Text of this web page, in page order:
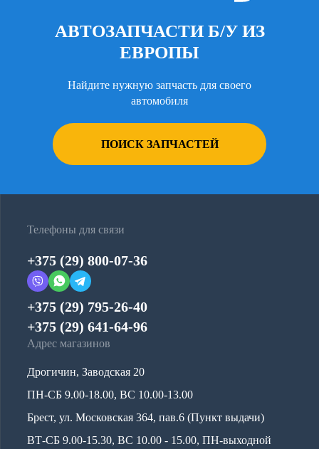
АВТОЗАПЧАСТИ Б/У ИЗ
ЕВРОПЫ
Найдите нужную запчасть для своего
автомобиля
ПОИСК ЗАПЧАСТЕЙ
Телефоны для связи
+375 (29) 800-07-36
+375 (29) 795-26-40
+375 (29) 641-64-96
Адрес магазинов
Дрогичин, Заводская 20
ПН-СБ 9.00-18.00, ВС 10.00-13.00
Брест, ул. Московская 364, пав.6 (Пункт выдачи)
ВТ-СБ 9.00-15.30, ВС 10.00 - 15.00, ПН-выходной